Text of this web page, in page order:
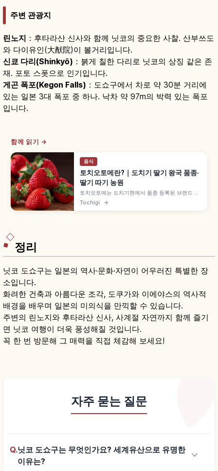
주변 관광지
린노지 ：후타라산 신사와 함께 닛코의 중요한 사찰. 산부쓰도
와 다이유인(大猷院)이 볼거리입니다.
신쿄 다리(Shinkyō) ：붉게 칠한 다리로 닛코의 상징 같은 존
재. 포토 스폿으로 인기입니다.
게곤 폭포(Kegon Falls) ：도쇼구에서 차로 약 30분 거리에
있는 일본 3대 폭포 중 하나. 낙차 약 97m의 박력 있는 폭포
입니다.
함께 읽기 →
음식
토치오토메란?｜도치기 딸기 왕국 품종·
딸기 따기 농원
토치오토메는 도치기현에서 품종 등록된 브랜드 딸
기로, 단맛과 산미의 균형, 선명한 붉은색이 특징입
니다. 스카이베리·밀키베리와의 차이, 딸기 따기 농
Tochigi →
정리
닛코 도쇼구는 일본의 역사·문화·자연이 어우러진 특별한 장
소입니다.
화려한 건축과 아름다운 조각, 도쿠가와 이에야스의 역사적
배경을 배우며 일본의 미의식을 만끽할 수 있습니다.
주변의 린노지와 후타라산 신사, 사계절 자연까지 함께 즐기
면 닛코 여행이 더욱 풍성해질 것입니다.
꼭 한 번 방문해 그 매력을 직접 체감해 보세요!
자주 묻는 질문
Q.닛코 도쇼구는 무엇인가요? 세계유산으로 유명한
이유는?
keyboard_arrow_down